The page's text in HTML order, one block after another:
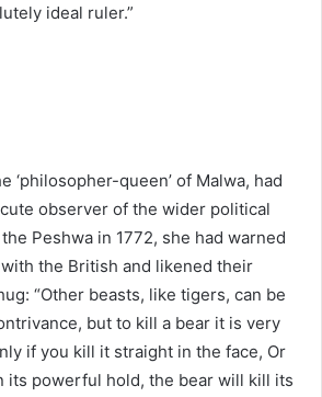
ideal ruler.”
‘philosopher-queen’ of Malwa, had
observer of the wider political
Peshwa in 1772, she had warned
the British and likened their
“Other beasts, like tigers, can be
but to kill a bear it is very
if you kill it straight in the face, Or
its powerful hold, the bear will kill its